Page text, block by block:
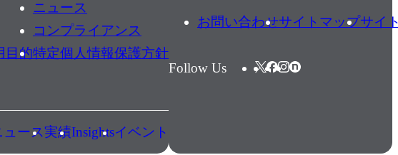
ニュース
コンプライアンス
目的特定個人情報保護方針
ュース実績Insightsイベント
お問い合わせサイトマップサイ
Follow Us